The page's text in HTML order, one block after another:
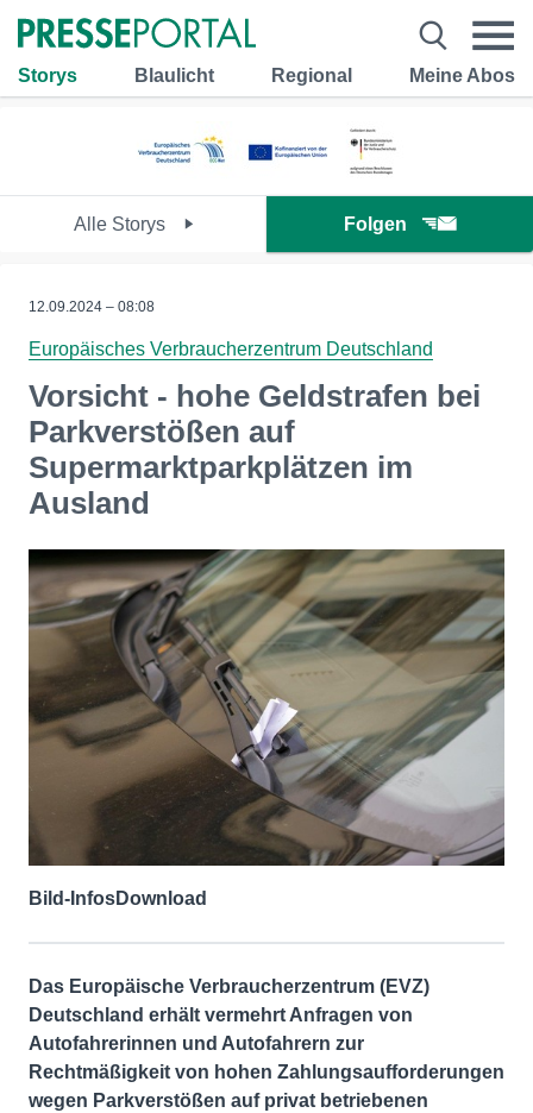
Storys Blaulicht Regional Meine Abos
Alle Storys Folgen
12.09.2024 – 08:08
Europäisches Verbraucherzentrum Deutschland
Vorsicht - hohe Geldstrafen bei
Parkverstößen auf
Supermarktparkplätzen im
Ausland
Bild-InfosDownload
Das Europäische Verbraucherzentrum (EVZ)
Deutschland erhält vermehrt Anfragen von
Autofahrerinnen und Autofahrern zur
Rechtmäßigkeit von hohen Zahlungsaufforderungen
wegen Parkverstößen auf privat betriebenen